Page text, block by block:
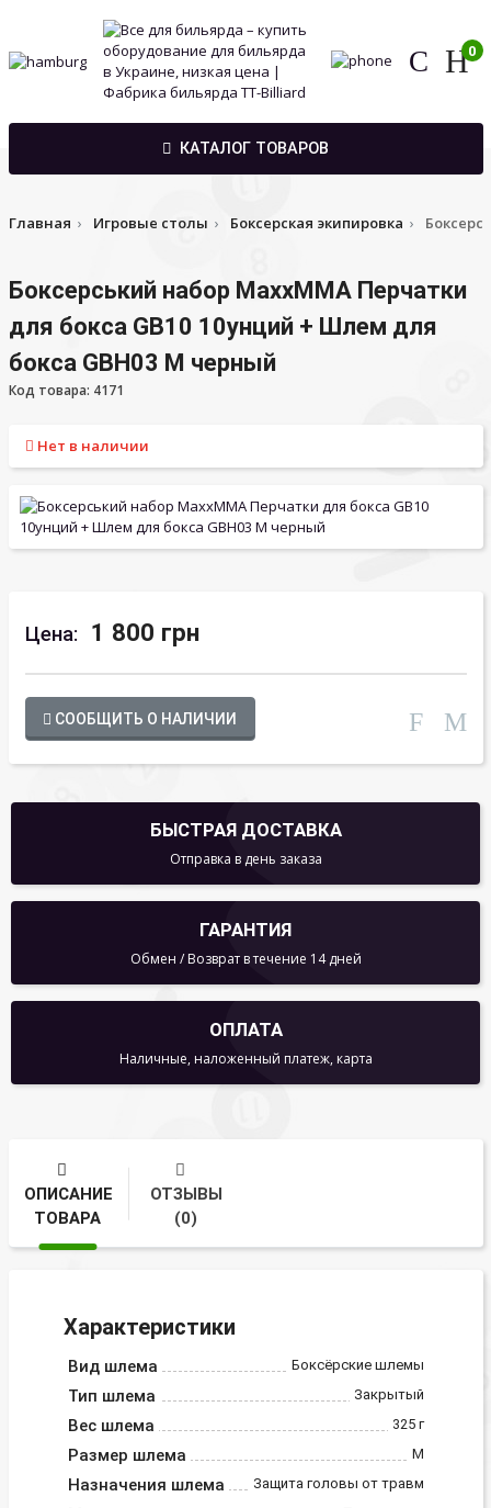
0
КАТАЛОГ ТОВАРОВ
Главная Игровые столы Боксерская экипировка
Боксерський набор MaxxMMA Перчатки
для бокса GB10 10унций + Шлем для
бокса GBH03 M черный
Код товара: 4171
Нет в наличии
Цена: 1 800 грн
СООБЩИТЬ О НАЛИЧИИ
БЫСТРАЯ ДОСТАВКА
Отправка в день заказа
ГАРАНТИЯ
Обмен / Возврат в течение 14 дней
ОПЛАТА
Наличные, наложенный платеж, карта
ОПИСАНИЕ
ТОВАРА
ОТЗЫВЫ
(0)
Характеристики
Вид шлема Боксёрские шлемы
Тип шлема Закрытый
Вес шлема 325 г
Размер шлема M
Назначения шлема Защита головы от травм